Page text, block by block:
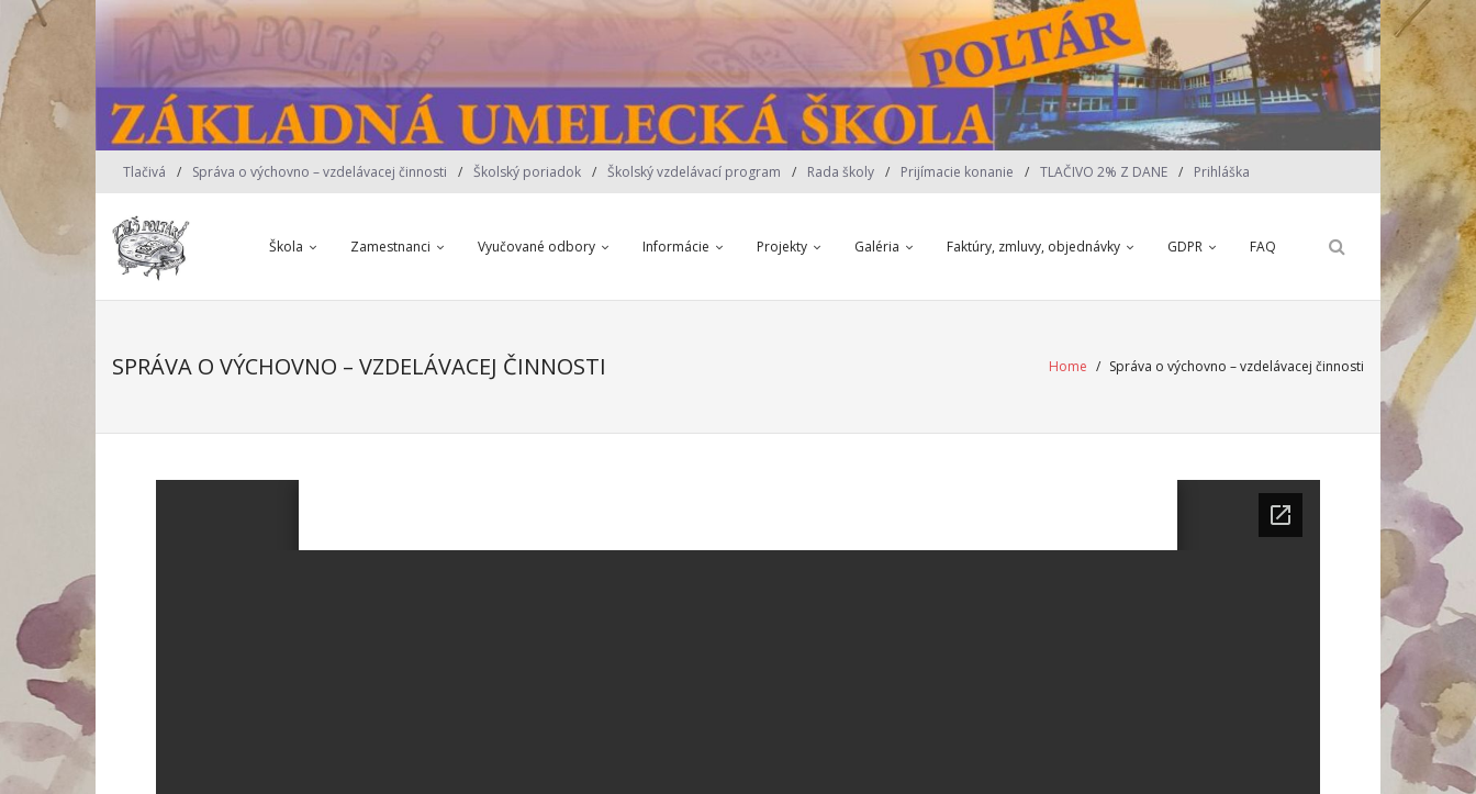
Tlačivá Správa o výchovno – vzdelávacej činnosti Školský poriadok Školský vzdelávací program Rada školy Prijímacie konanie TLAČIVO 2% Z DANE Prihláška
Škola Zamestnanci Vyučované odbory Informácie Projekty Galéria Faktúry, zmluvy, objednávky GDPR FAQ
SPRÁVA O VÝCHOVNO – VZDELÁVACEJ ČINNOSTI Home / Správa o výchovno – vzdelávacej činnosti